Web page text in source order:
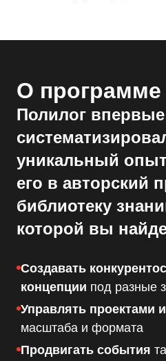
О программе
Полилог впервые
уникальный
его в авторский
библиотеку
которой вы
Создавать
концепции под разные
Управлять проектами
масштаба и формата
Продвигать события